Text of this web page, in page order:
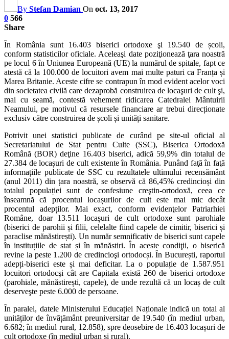
By Stefan Damian On oct. 13, 2017
0 566
Share
În România sunt 16.403 biserici ortodoxe şi 19.540 de școli,
conform statisticilor oficiale. Aceleaşi date poziţionează ţara noastră
pe locul 6 în Uniunea Europeană (UE) la numărul de spitale, fapt ce
atestă că la 100.000 de locuitori avem mai multe paturi ca Franța și
Marea Brita­nie. Aceste cifre se contra­pun în mod evident acelor voci
din societatea civilă care dezaprobă constru­irea de locaşuri de cult şi,
mai cu seamă, con­testă vehement ridicarea Catedralei Mântuirii
Neamului, pe motivul că resursele financiare ar trebui direcționate
exclusiv către construirea de școli și unități sanitare.
Potrivit unei statistici publicate de curând pe site-ul oficial al
Secretariatului de Stat pentru Culte (SSC), Biserica Ortodoxă
Română (BOR) deţine 16.403 biserici, adică 59,9% din totalul de
27.384 de locașuri de cult existente în România. Punând faţă în faţă
informațiile publicate de SSC cu rezultatele ultimului recensământ
(anul 2011) din țara noastră, se observă că 86,45% credincioși din
totalul populației sunt de confesiune creştin-ortodoxă, ceea ce
înseamnă că procentul locașurilor de cult este mai mic decât
procentul adepților. Mai exact, conform evidenţelor Patriarhiei
Române, doar 13.511 locașuri de cult ortodoxe sunt parohiale
(biserici de parohii și filii, celelalte fiind capele de cimitir, biserici și
paraclise mănăstirești). Un număr semnificativ de biserici sunt capele
în instituțiile de stat și în mănăstiri. În aceste condiţii, o biserică
revine la peste 1.200 de credincioşi ortodocși. În București, raportul
adepți-biserici este și mai deficitar. La o populație de 1.587.951
locuitori ortodocşi cât are Capitala există 260 de biserici ortodoxe
(parohiale, mănăs­tirești, capele), de unde rezultă că un locaș de cult
deserveşte peste 6.000 de persoane.
În paralel, datele Ministerului Educației Naționale indică un total al
unităților de învățământ preuniversitar de 19.540 (în mediul urban,
6.682; în mediul rural, 12.858), spre deosebire de 16.403 locașuri de
cult ortodoxe (în mediul urban și rural).